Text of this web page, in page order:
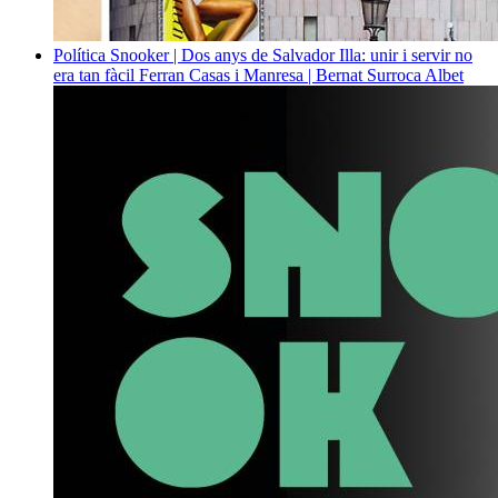
Política Snooker | Dos anys de Salvador Illa: unir i servir no
era tan fàcil Ferran Casas i Manresa | Bernat Surroca Albet